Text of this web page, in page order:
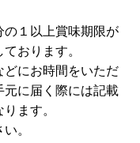
１以上賞味期限が
おります。
どにお時間をいただ
元に届く際には記載
ます。
。